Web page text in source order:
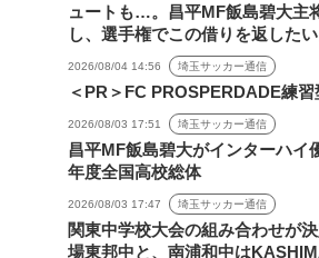
ュートも…。昌平MF飯島碧大主
し、選手権でこの借りを返したい
2026/08/04 14:56 埼玉サッカー通信
＜PR＞FC PROSPERDADE練習
2026/08/03 17:51 埼玉サッカー通信
昌平MF飯島碧大がインターハイ
年度全国高校総体
2026/08/03 17:47 埼玉サッカー通信
関東中学校大会の組み合わせが
場東邦中と、南浦和中は